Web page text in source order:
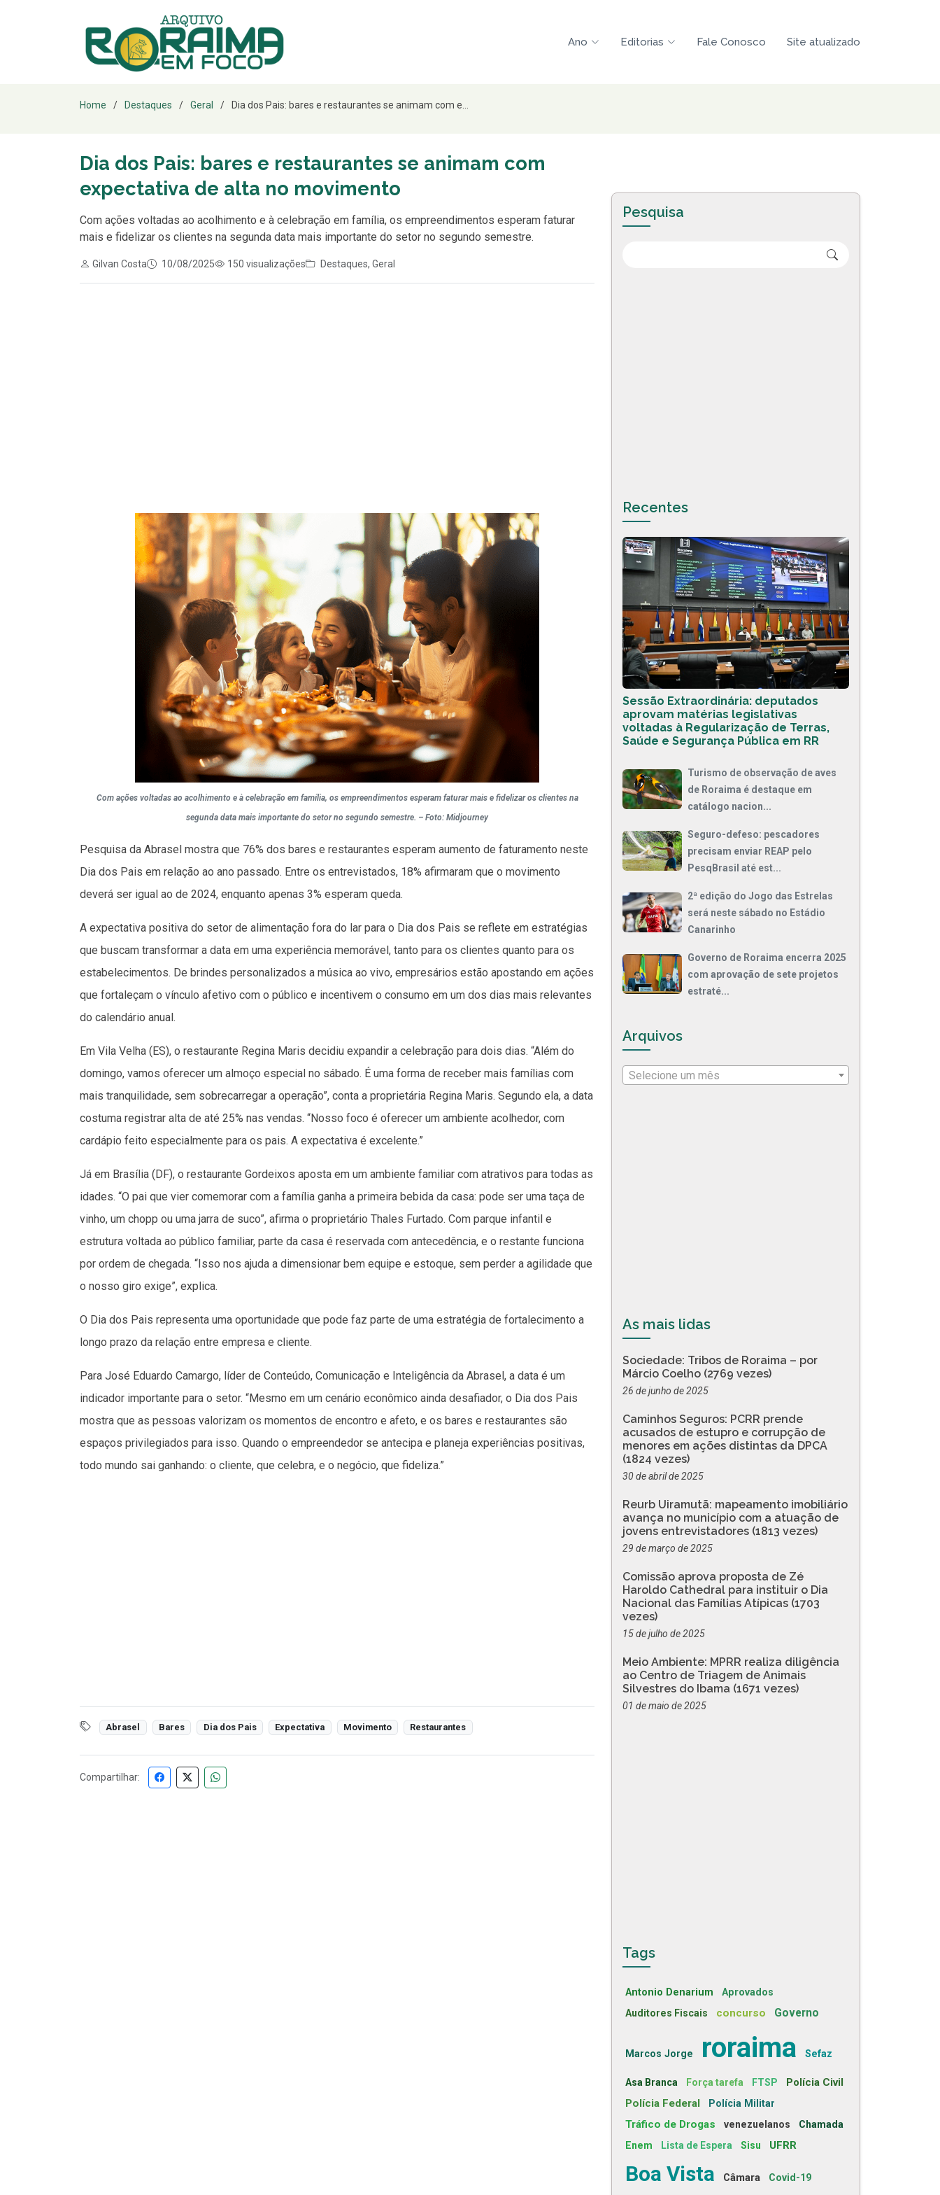
Ano Editorias Fale Conosco Site atualizado
Home Destaques Geral Dia dos Pais: bares e restaurantes se animam com e...
Dia dos Pais: bares e restaurantes se animam com
expectativa de alta no movimento
Com ações voltadas ao acolhimento e à celebração em família, os empreendimentos esperam faturar
mais e fidelizar os clientes na segunda data mais importante do setor no segundo semestre.
Gilvan Costa 10/08/2025 150 visualizações Destaques, Geral
Com ações voltadas ao acolhimento e à celebração em família, os empreendimentos esperam faturar mais e fidelizar os clientes na
segunda data mais importante do setor no segundo semestre. – Foto: Midjourney
Pesquisa da Abrasel mostra que 76% dos bares e restaurantes esperam aumento de faturamento neste
Dia dos Pais em relação ao ano passado. Entre os entrevistados, 18% afirmaram que o movimento
deverá ser igual ao de 2024, enquanto apenas 3% esperam queda.
A expectativa positiva do setor de alimentação fora do lar para o Dia dos Pais se reflete em estratégias
que buscam transformar a data em uma experiência memorável, tanto para os clientes quanto para os
estabelecimentos. De brindes personalizados a música ao vivo, empresários estão apostando em ações
que fortaleçam o vínculo afetivo com o público e incentivem o consumo em um dos dias mais relevantes
do calendário anual.
Em Vila Velha (ES), o restaurante Regina Maris decidiu expandir a celebração para dois dias. “Além do
domingo, vamos oferecer um almoço especial no sábado. É uma forma de receber mais famílias com
mais tranquilidade, sem sobrecarregar a operação”, conta a proprietária Regina Maris. Segundo ela, a data
costuma registrar alta de até 25% nas vendas. “Nosso foco é oferecer um ambiente acolhedor, com
cardápio feito especialmente para os pais. A expectativa é excelente.”
Já em Brasília (DF), o restaurante Gordeixos aposta em um ambiente familiar com atrativos para todas as
idades. “O pai que vier comemorar com a família ganha a primeira bebida da casa: pode ser uma taça de
vinho, um chopp ou uma jarra de suco”, afirma o proprietário Thales Furtado. Com parque infantil e
estrutura voltada ao público familiar, parte da casa é reservada com antecedência, e o restante funciona
por ordem de chegada. “Isso nos ajuda a dimensionar bem equipe e estoque, sem perder a agilidade que
o nosso giro exige”, explica.
O Dia dos Pais representa uma oportunidade que pode faz parte de uma estratégia de fortalecimento a
longo prazo da relação entre empresa e cliente.
Para José Eduardo Camargo, líder de Conteúdo, Comunicação e Inteligência da Abrasel, a data é um
indicador importante para o setor. “Mesmo em um cenário econômico ainda desafiador, o Dia dos Pais
mostra que as pessoas valorizam os momentos de encontro e afeto, e os bares e restaurantes são
espaços privilegiados para isso. Quando o empreendedor se antecipa e planeja experiências positivas,
todo mundo sai ganhando: o cliente, que celebra, e o negócio, que fideliza.”
Abrasel Bares Dia dos Pais Expectativa Movimento Restaurantes
Compartilhar:
Pesquisa
Recentes
Sessão Extraordinária: deputados
aprovam matérias legislativas
voltadas à Regularização de Terras,
Saúde e Segurança Pública em RR
Turismo de observação de aves
de Roraima é destaque em
catálogo nacion...
Seguro-defeso: pescadores
precisam enviar REAP pelo
PesqBrasil até est...
2ª edição do Jogo das Estrelas
será neste sábado no Estádio
Canarinho
Governo de Roraima encerra 2025
com aprovação de sete projetos
estraté...
Arquivos
Selecione um mês
As mais lidas
Sociedade: Tribos de Roraima – por
Márcio Coelho (2769 vezes)
26 de junho de 2025
Caminhos Seguros: PCRR prende
acusados de estupro e corrupção de
menores em ações distintas da DPCA
(1824 vezes)
30 de abril de 2025
Reurb Uiramutã: mapeamento imobiliário
avança no município com a atuação de
jovens entrevistadores (1813 vezes)
29 de março de 2025
Comissão aprova proposta de Zé
Haroldo Cathedral para instituir o Dia
Nacional das Famílias Atípicas (1703
vezes)
15 de julho de 2025
Meio Ambiente: MPRR realiza diligência
ao Centro de Triagem de Animais
Silvestres do Ibama (1671 vezes)
01 de maio de 2025
Tags
Antonio Denarium Aprovados
Auditores Fiscais concurso Governo
Marcos Jorge roraima Sefaz
Asa Branca Força tarefa FTSP
Polícia Civil
Polícia Federal
Polícia Militar
Tráfico de Drogas venezuelanos
Chamada
Enem
Lista de Espera Sisu UFRR
Boa Vista Câmara Covid-19